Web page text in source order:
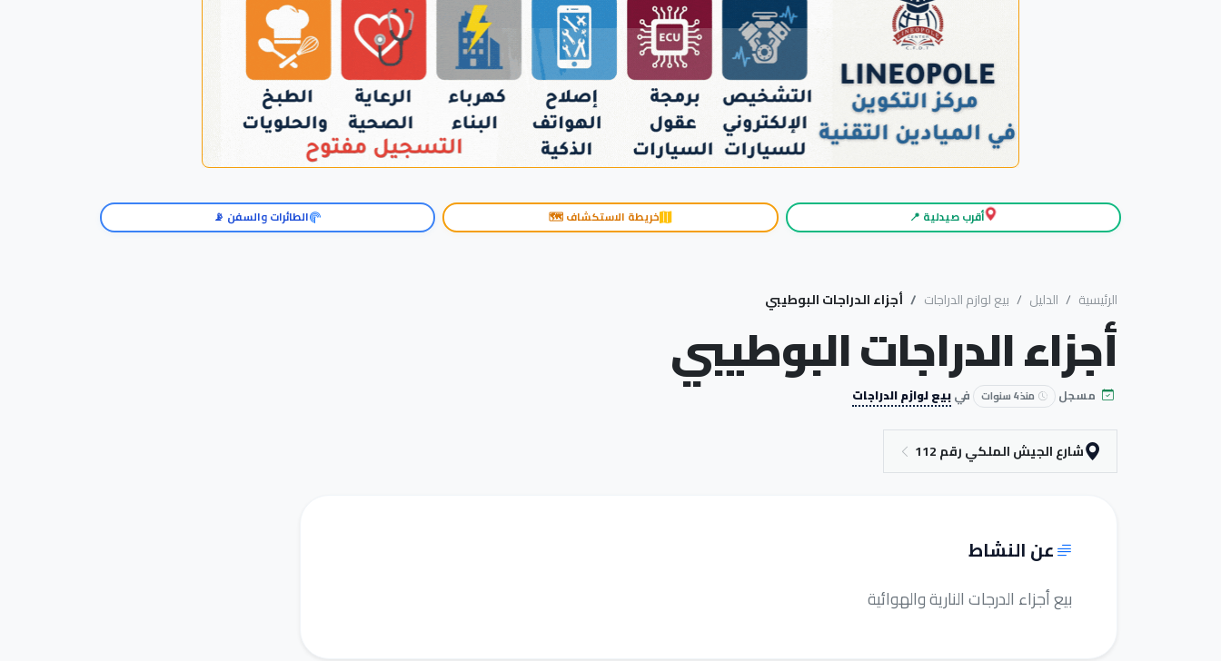
أقرب صيدلية 📍 خريطة الاستكشاف 🗺️ الطائرات والسفن 📡
الرئيسية الدليل بيع لوازم الدراجات أجزاء الدراجات البوطيبي
أجزاء الدراجات البوطيبي
مسجل منذ 4 سنوات فيبيع لوازم الدراجات
شارع الجيش الملكي رقم 112
عن النشاط
بيع أجزاء الدرجات النارية والهوائية